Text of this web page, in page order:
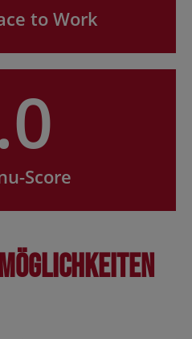
to Work
Score